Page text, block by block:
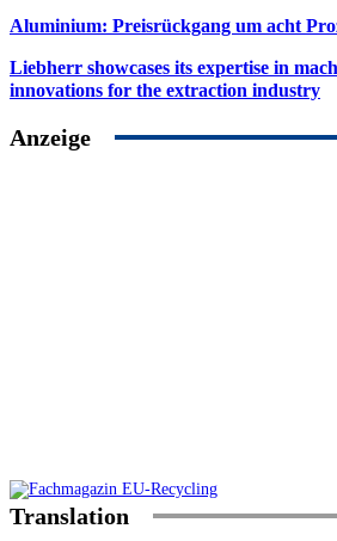
Aluminium: Preisrückgang um acht
Liebherr showcases its expertise in
innovations for the extraction industry
Anzeige
Translation